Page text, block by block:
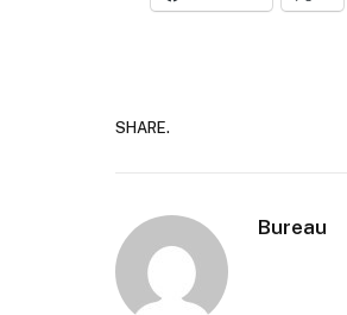
SHARE.
Bureau